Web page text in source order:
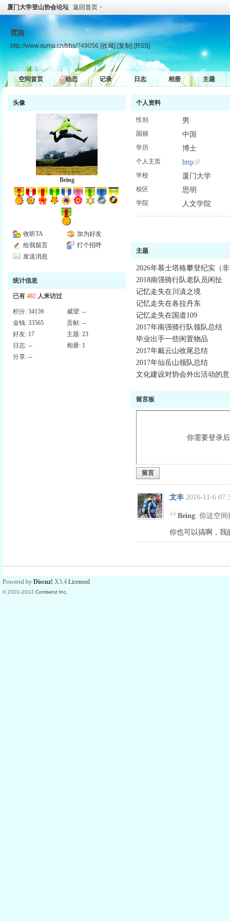
厦门大学登山协会论坛 返回首页
霓路
http://www.xuma.cn/bbs/?49056 [收藏] [复制] [RSS]
空间首页 动态 记录 日志 相册 主题
头像
Being
收听TA
加为好友
给我留言
打个招呼
发送消息
统计信息
已有 482 人来访过
积分: 34159 威望: --
金钱: 33565 贡献: --
好友: 17 主题: 23
日志: -- 相册: 1
分享: --
个人资料
性别 男
国籍 中国
学历 博士
个人主页 http://
学校 厦门大学
校区 思明
学院 人文学院
主题
2026年慕士塔格攀登纪实（
2018南强骑行队老队员闲扯
记忆走失在川滇之境
记忆走失在各拉丹东
记忆走失在国道109
2017年南强骑行队领队总结
毕业出手一些闲置物品
2017年戴云山收尾总结
2017年仙岳山领队总结
文化建设对协会外出活动的
留言板
你需要登录
留言
文丰 2016-11-6
Being: 你这空
你也可以搞啊，我
Powered by Discuz! X3.4 Licensed
© 2001-2013 Comsenz Inc.